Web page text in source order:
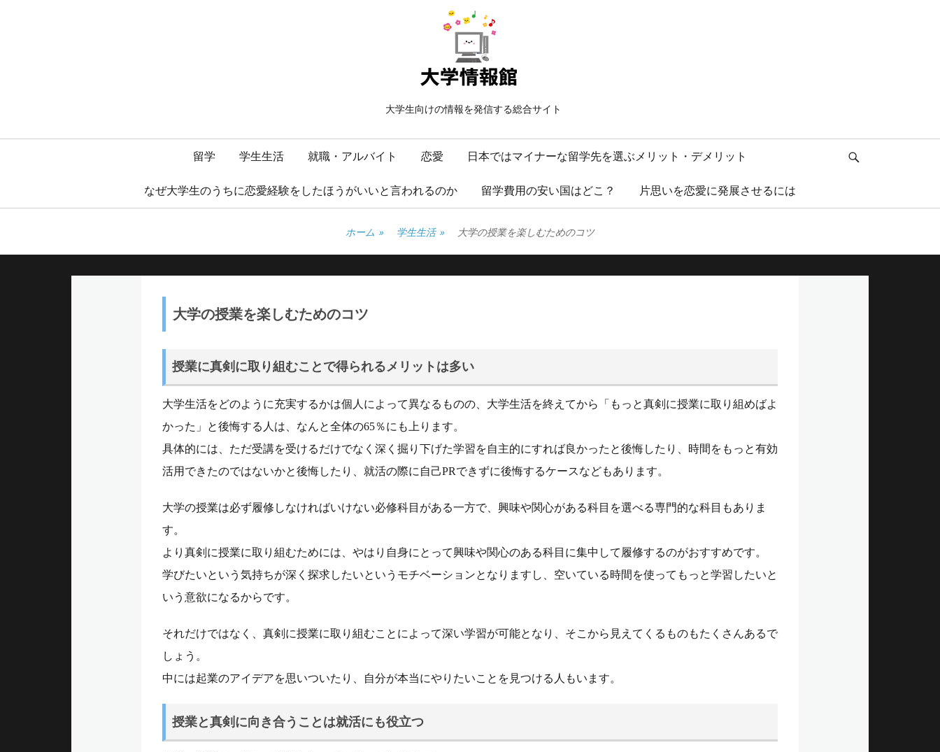
大学生向けの情報を発信する総合サイト
留学 学生生活 就職・アルバイト 恋愛 日本ではマイナーな留学先を選ぶメリット・デメリット
なぜ大学生のうちに恋愛経験をしたほうがいいと言われるのか 留学費用の安い国はどこ？ 片思いを恋愛に発展させるには
ホーム » 学生生活 » 大学の授業を楽しむためのコツ
大学の授業を楽しむためのコツ
授業に真剣に取り組むことで得られるメリットは多い
大学生活をどのように充実するかは個人によって異なるものの、大学生活を終えてから「もっと真剣に授業に取り組めばよ
かった」と後悔する人は、なんと全体の65％にも上ります。
具体的には、ただ受講を受けるだけでなく深く掘り下げた学習を自主的にすれば良かったと後悔したり、時間をもっと有効
活用できたのではないかと後悔したり、就活の際に自己PRできずに後悔するケースなどもあります。
大学の授業は必ず履修しなければいけない必修科目がある一方で、興味や関心がある科目を選べる専門的な科目もありま
す。
より真剣に授業に取り組むためには、やはり自身にとって興味や関心のある科目に集中して履修するのがおすすめです。
学びたいという気持ちが深く探求したいというモチベーションとなりますし、空いている時間を使ってもっと学習したいと
いう意欲になるからです。
それだけではなく、真剣に授業に取り組むことによって深い学習が可能となり、そこから見えてくるものもたくさんあるで
しょう。
中には起業のアイデアを思いついたり、自分が本当にやりたいことを見つける人もいます。
授業と真剣に向き合うことは就活にも役立つ